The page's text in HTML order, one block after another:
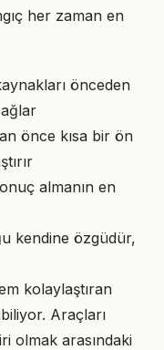
her zaman en
önceden
önce kısa bir ön
almanın en
kendine özgüdür,
kolaylaştıran
Araçları
olmak arasındaki